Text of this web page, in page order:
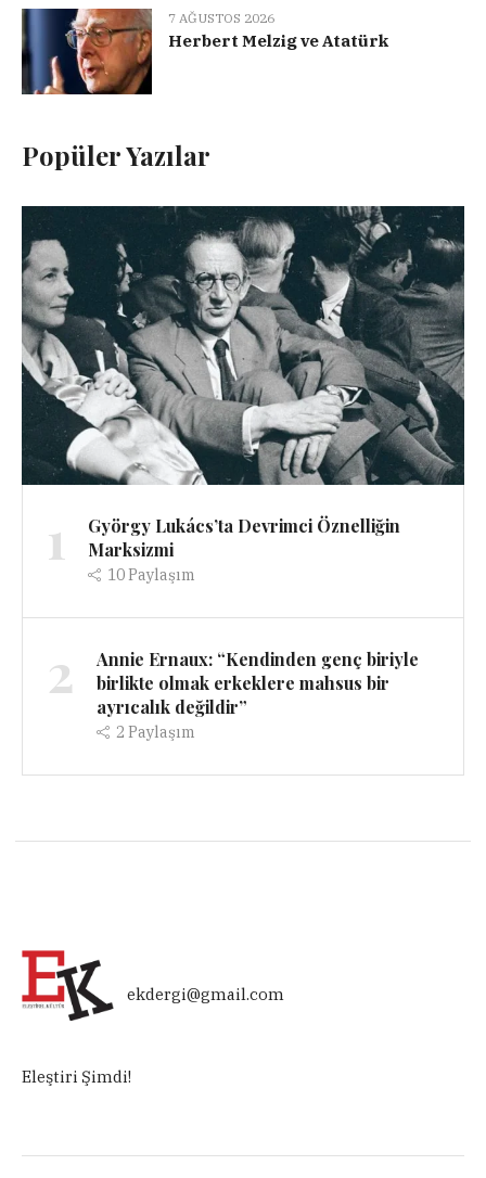
7 AĞUSTOS 2026
Herbert Melzig ve Atatürk
Popüler Yazılar
1
György Lukács’ta Devrimci Öznelliğin
Marksizmi
10Paylaşım
2
Annie Ernaux: “Kendinden genç biriyle
birlikte olmak erkeklere mahsus bir
ayrıcalık değildir”
2 Paylaşım
ekdergi@gmail.com
Eleştiri Şimdi!